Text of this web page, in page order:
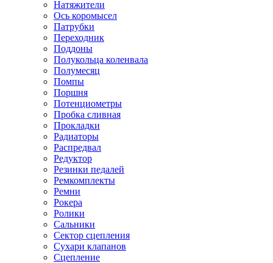
Натяжители
Ось коромысел
Патрубки
Переходник
Поддоны
Полукольца коленвала
Полумесяц
Помпы
Поршня
Потенциометры
Пробка сливная
Прокладки
Радиаторы
Распредвал
Редуктор
Резинки педалей
Ремкомплекты
Ремни
Рокера
Ролики
Сальники
Сектор сцепления
Сухари клапанов
Сцепление